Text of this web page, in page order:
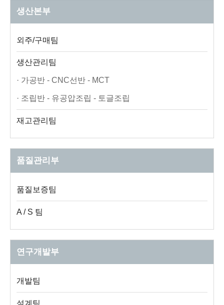
생산본부
외주/구매팀
생산관리팀
· 가공반 - CNC선반 - MCT
· 조립반 - 유공압조립 - 토글조립
재고관리팀
품질관리부
품질보증팀
A / S 팀
연구개발부
개발팀
설계팀